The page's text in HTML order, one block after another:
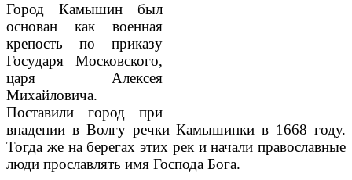
Город Камышин был
основан как военная
крепость по приказу
Государя Московского,
царя Алексея
Михайловича.
Поставили город при
впадении в Волгу речки Камышинки в 1668 году.
Тогда же на берегах этих рек и начали православные
люди прославлять имя Господа Бога.